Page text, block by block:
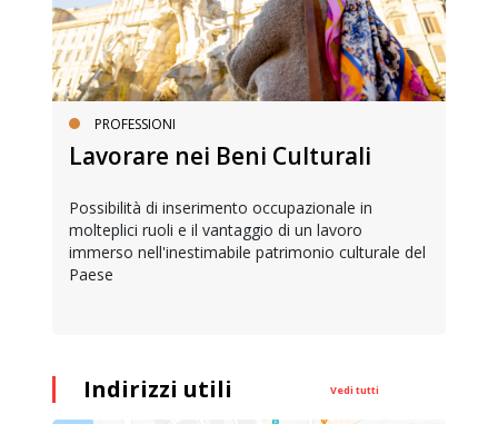
PROFESSIONI
Lavorare nei Beni Culturali
Possibilità di inserimento occupazionale in
molteplici ruoli e il vantaggio di un lavoro
immerso nell'inestimabile patrimonio culturale del
Paese
Indirizzi utili Vedi tutti